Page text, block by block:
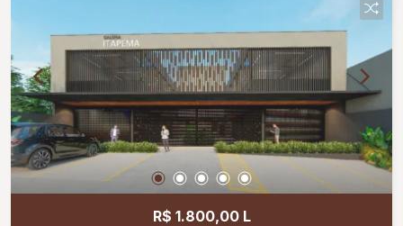
motocicletas, área ajardinada e uma excelente
vista, criando um ambiente agradável para
clientes e colaboradores. Um espaço estratégico,
confortável e preparado para impulsionar o
crescimento do seu negócio.
R$ 1.800,00 L